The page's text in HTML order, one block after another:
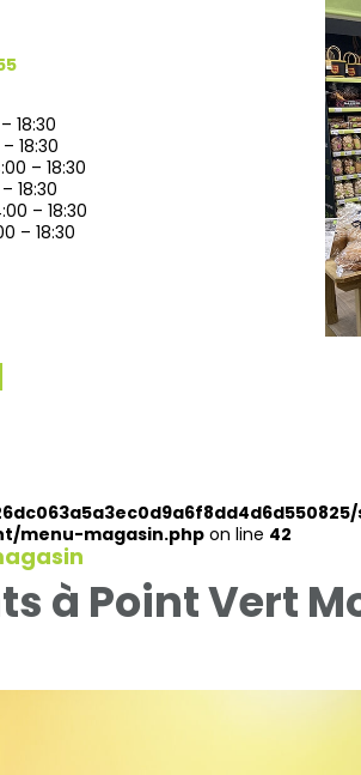
18:30
18:30
– 18:30
18:30
– 18:30
– 18:30
menu-magasin.php on line 42
à Point Vert